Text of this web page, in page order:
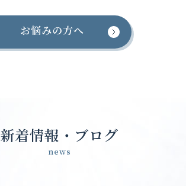
お悩みの方へ
新着情報・ブログ
news